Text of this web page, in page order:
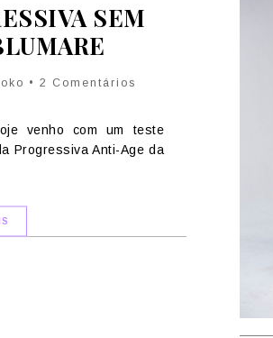
SEM
• 2 Comentários
venho com um teste
Progressiva Anti-Age da